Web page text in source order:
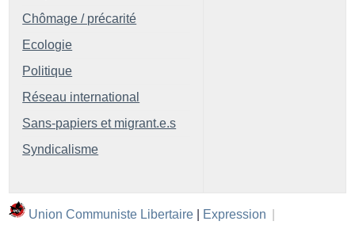
Chômage / précarité
Ecologie
Politique
Réseau international
Sans-papiers et migrant.e.s
Syndicalisme
Union Communiste Libertaire Expression